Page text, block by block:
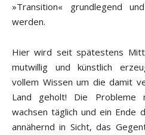
»Transition« grundlegend
werden.
Hier wird seit spätestens
mutwillig und künstlich
vollem Wissen um die damit
Land geholt! Die Probleme
wachsen täglich und ein Ende
annähernd in Sicht, das